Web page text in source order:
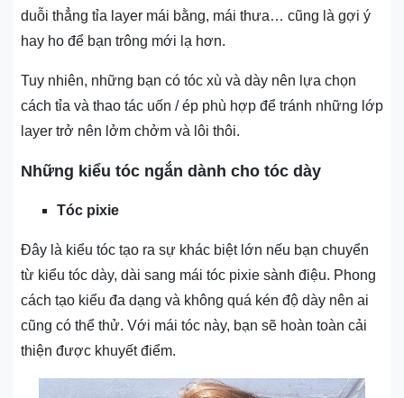
duỗi thẳng tỉa layer mái bằng, mái thưa… cũng là gợi ý
hay ho để bạn trông mới lạ hơn.
Tuy nhiên, những bạn có tóc xù và dày nên lựa chọn
cách tỉa và thao tác uốn / ép phù hợp để tránh những lớp
layer trở nên lởm chởm và lôi thôi.
Những kiểu tóc ngắn dành cho tóc dày
Tóc pixie
Đây là kiểu tóc tạo ra sự khác biệt lớn nếu bạn chuyển
từ kiểu tóc dày, dài sang mái tóc pixie sành điệu. Phong
cách tạo kiểu đa dạng và không quá kén độ dày nên ai
cũng có thể thử. Với mái tóc này, bạn sẽ hoàn toàn cải
thiện được khuyết điểm.